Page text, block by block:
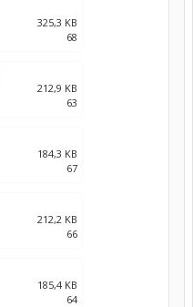
325,3 KB
68
212,9 KB
63
184,3 KB
67
212,2 KB
66
185,4 KB
64